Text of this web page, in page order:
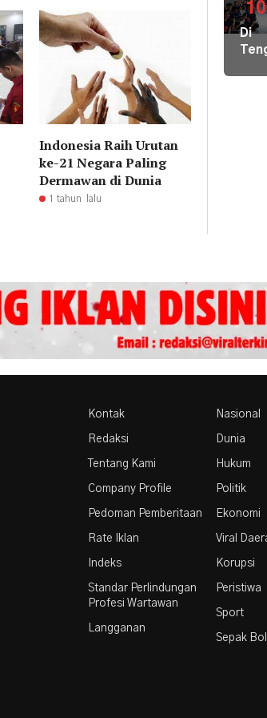
Indonesia Raih Urutan
ke-21 Negara Paling
Dermawan di Dunia
1 tahun lalu
di10
Di
Kontak
Redaksi
Tentang Kami
Company Profile
Pedoman Pemberitaan
Rate Iklan
Indeks
Standar Perlindungan
Profesi Wartawan
Langganan
Nasional
Dunia
Hukum
Politik
Ekonomi
Viral
Korupsi
Peristiwa
Sport
Sepak